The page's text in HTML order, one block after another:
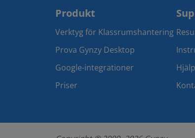
Produkt
Verktyg för Klassrumshantering
Prova Gynzy Desktop
Google-integrationer
Priser